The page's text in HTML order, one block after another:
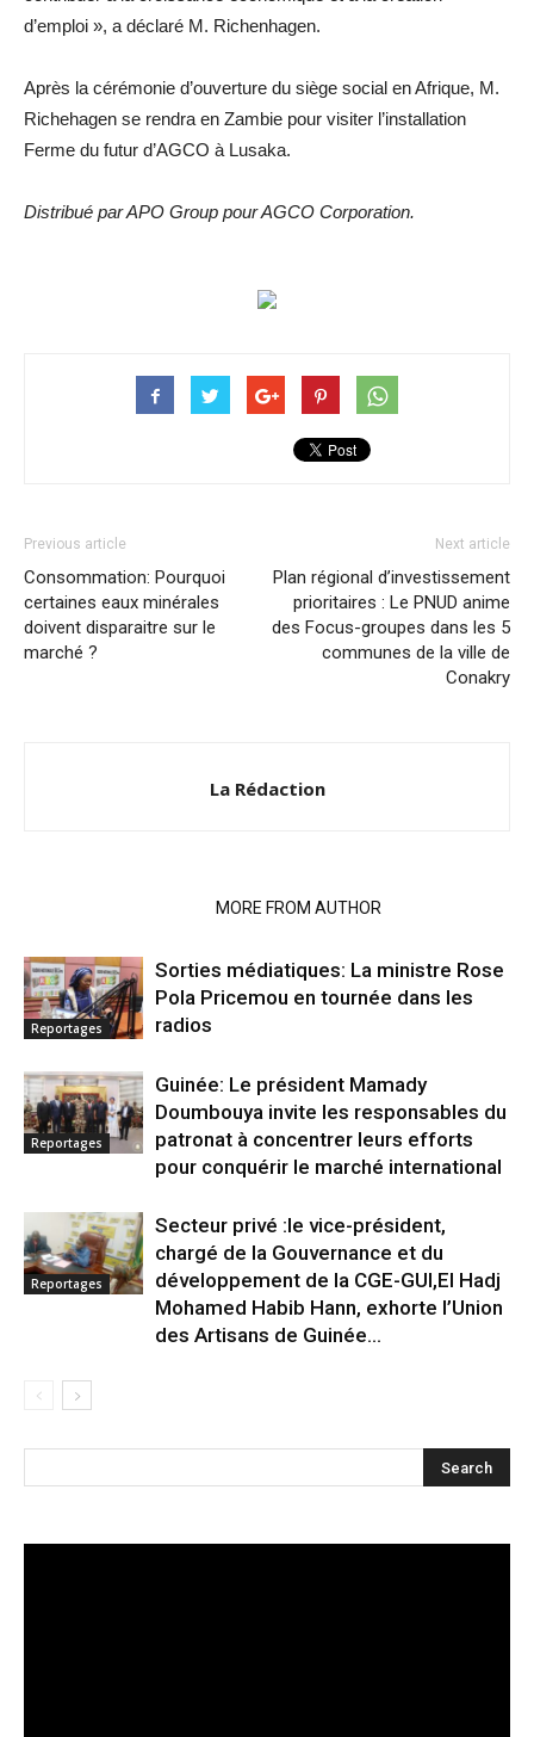
d’emploi », a déclaré M. Richenhagen.
Après la cérémonie d’ouverture du siège social en Afrique, M.
Richehagen se rendra en Zambie pour visiter l’installation
Ferme du futur d’AGCO à Lusaka.
Distribué par APO Group pour AGCO Corporation.
Previous article
Consommation: Pourquoi
certaines eaux minérales
doivent disparaitre sur le
marché ?
Next article
Plan régional d’investissement
prioritaires : Le PNUD anime
des Focus-groupes dans les 5
communes de la ville de
Conakry
La Rédaction
MORE FROM AUTHOR
Reportages
Sorties médiatiques: La ministre Rose
Pola Pricemou en tournée dans les
radios
Reportages
Guinée: Le président Mamady
Doumbouya invite les responsables du
patronat à concentrer leurs efforts
pour conquérir le marché international
Reportages
Secteur privé :le vice-président,
chargé de la Gouvernance et du
développement de la CGE-GUI,El Hadj
Mohamed Habib Hann, exhorte l’Union
des Artisans de Guinée...